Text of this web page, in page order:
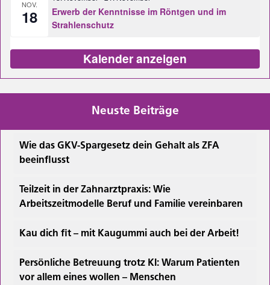
NOV.
18
Erwerb der Kenntnisse im Röntgen und im
Strahlenschutz
Kalender anzeigen
Neuste Beiträge
Wie das GKV-Spargesetz dein Gehalt als ZFA
beeinflusst
Teilzeit in der Zahnarztpraxis: Wie
Arbeitszeitmodelle Beruf und Familie vereinbaren
Kau dich fit – mit Kaugummi auch bei der Arbeit!
Persönliche Betreuung trotz KI: Warum Patienten
vor allem eines wollen – Menschen